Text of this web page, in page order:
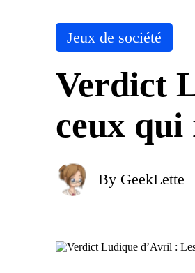
Posted
in
Jeux de société
Verdict
ceux
Posted
By GeekLette